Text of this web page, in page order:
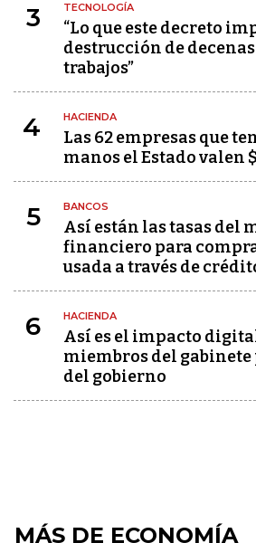
3 TECNOLOGÍA
“Lo que este decreto
destrucción de
trabajos”
4 HACIENDA
Las 62 empresas que
manos el Estado valen
5 BANCOS
Así están las tasas del
financiero para
usada a través de
6 HACIENDA
Así es el impacto
miembros del
del gobierno
MÁS DE ECONOMÍA